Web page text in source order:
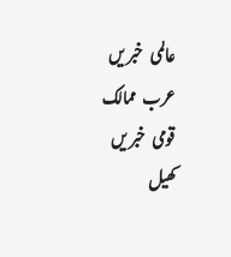
عالمی خبریں
عرب ممالک
قومی خبریں
کھیل